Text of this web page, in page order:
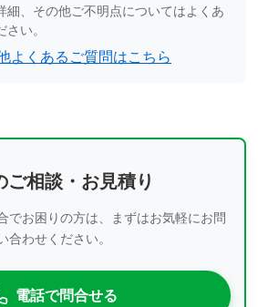
細、その他ご不明点についてはよくあ
い。
よくあるご質問はこちら
ご相談・お見積り
でお困りの方は、まずはお気軽にお問
合わせください。
電話で問合せる